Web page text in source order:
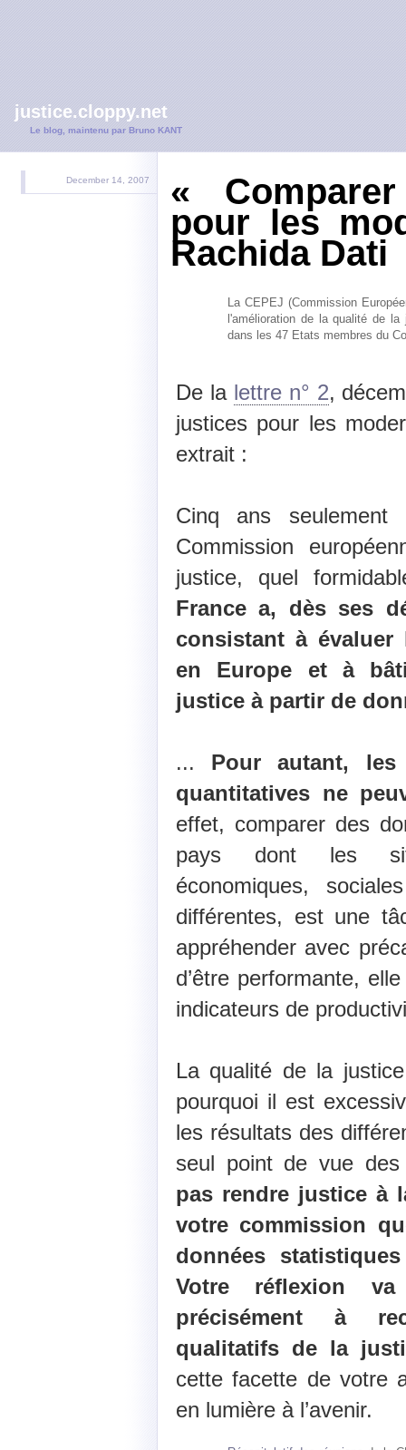
justice.cloppy.net
Le blog, maintenu par Bruno KANT
December 14, 2007 «
pour les
Rachida Dati
La CEPEJ (Commission
l'amélioration de la qualité de
dans les 47 Etats membres du
De la lettre n° 2,
justices pour les
extrait :
Cinq ans
Commission
justice, quel
France a, dès ses
consistant à évaluer
en Europe et à
justice à partir de
... Pour autant,
quantitatives ne
effet, comparer des
pays dont les
économiques,
différentes, est une
appréhender avec
d’être performante,
indicateurs de
La qualité de la
pourquoi il est
les résultats des
seul point de vue
pas rendre justice à
votre commission
données
Votre réflexion va
précisément à
qualitatifs de la
cette facette de votre
en lumière à l’avenir.